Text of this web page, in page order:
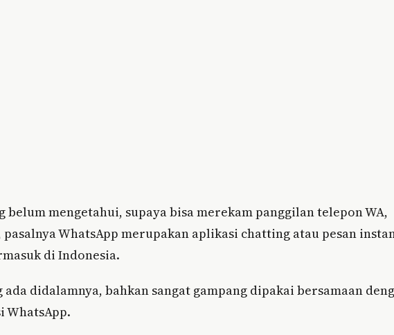
belum mengetahui, supaya bisa merekam panggilan telepon WA,
WhatsApp merupakan aplikasi chatting atau pesan
di Indonesia.
didalamnya, bahkan sangat gampang dipakai bersamaan